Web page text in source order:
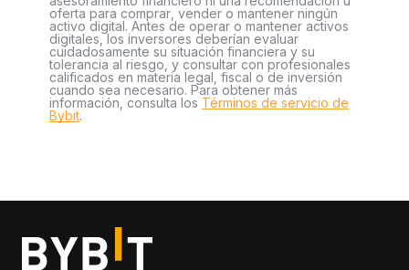
oferta para comprar, vender o mantener ningún
activo digital. Antes de operar o mantener activos
digitales, los inversores deberían evaluar
cuidadosamente su situación financiera y su
tolerancia al riesgo, y consultar con profesionales
calificados en materia legal, fiscal o de inversión
cuando sea necesario. Para obtener más
información, consulta los Términos de servicio de
Bybit.